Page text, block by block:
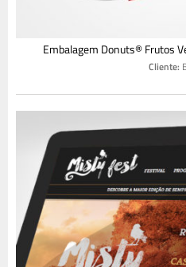
Embalagem Donuts® Frutos
Cliente: